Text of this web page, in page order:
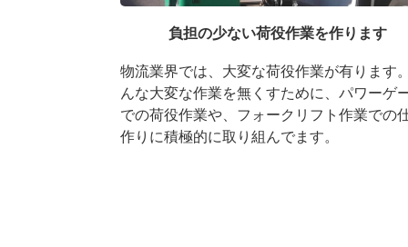
負担の少ない荷役作業を作ります
物流業界では、大変な荷役作業が有ります
んな大変な作業を無くすために、パワーゲ
での荷役作業や、フォークリフト作業での
作りに積極的に取り組んでます。